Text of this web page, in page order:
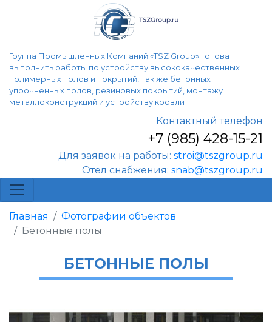
Группа Промышленных Компаний «TSZ Group» готова
выполнить работы по устройству высококачественных
полимерных полов и покрытий, так же бетонных
упрочненных полов, резиновых покрытий, монтажу
металлоконструкций и устройству кровли
Контактный телефон
+7 (985) 428-15-21
Для заявок на работы: stroi@tszgroup.ru
Отел снабжения: snab@tszgroup.ru
Главная
Фотографии объектов
Бетонные полы
БЕТОННЫЕ ПОЛЫ